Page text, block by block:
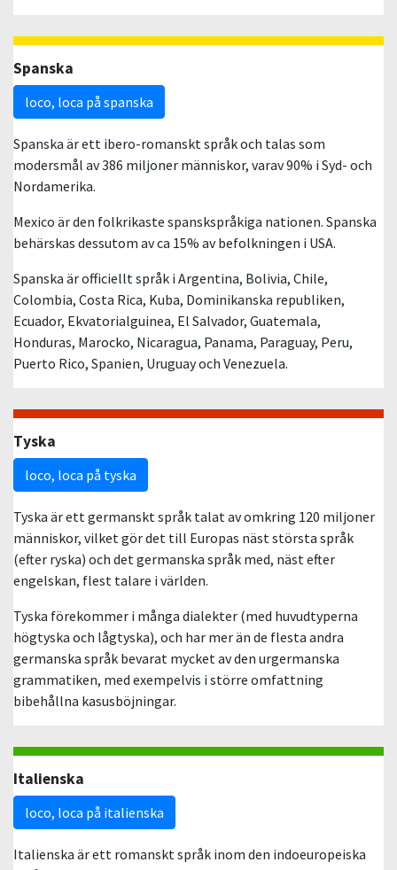
Spanska
loco, loca på spanska
Spanska är ett ibero-romanskt språk och talas som
modersmål av 386 miljoner människor, varav 90% i Syd- och
Nordamerika.
Mexico är den folkrikaste spanskspråkiga nationen. Spanska
behärskas dessutom av ca 15% av befolkningen i USA.
Spanska är officiellt språk i Argentina, Bolivia, Chile,
Colombia, Costa Rica, Kuba, Dominikanska republiken,
Ecuador, Ekvatorialguinea, El Salvador, Guatemala,
Honduras, Marocko, Nicaragua, Panama, Paraguay, Peru,
Puerto Rico, Spanien, Uruguay och Venezuela.
Tyska
loco, loca på tyska
Tyska är ett germanskt språk talat av omkring 120 miljoner
människor, vilket gör det till Europas näst största språk
(efter ryska) och det germanska språk med, näst efter
engelskan, flest talare i världen.
Tyska förekommer i många dialekter (med huvudtyperna
högtyska och lågtyska), och har mer än de flesta andra
germanska språk bevarat mycket av den urgermanska
grammatiken, med exempelvis i större omfattning
bibehållna kasusböjningar.
Italienska
loco, loca på italienska
Italienska är ett romanskt språk inom den indoeuropeiska